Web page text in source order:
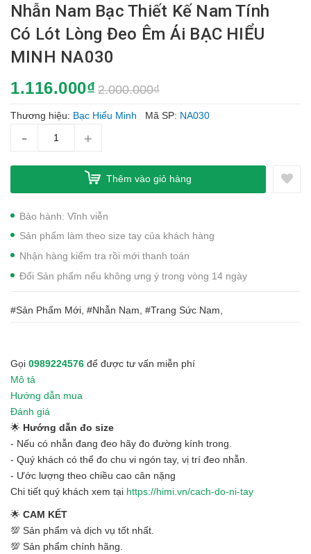
Nhẫn Nam Bạc Thiết Kế Nam Tính
Có Lót Lòng Đeo Êm Ái BẠC HIỂU
MINH NA030
1.116.000₫ 2.000.000₫
Thương hiệu: Bạc Hiểu Minh Mã SP: NA030
- +
Thêm vào giỏ hàng
Bảo hành: Vĩnh viễn
Sản phẩm làm theo size tay của khách hàng
Nhận hàng kiểm tra rồi mới thanh toán
Đổi Sản phẩm nếu không ưng ý trong vòng 14 ngày
#Sản Phẩm Mới, #Nhẫn Nam, #Trang Sức Nam,
Gọi 0989224576 để được tư vấn miễn phí
Mô tả
Hướng dẫn mua
Đánh giá
🌟 Hướng dẫn đo size
- Nếu có nhẫn đang đeo hãy đo đường kính trong.
- Quý khách có thể đo chu vi ngón tay, vị trí đeo nhẫn.
- Ước lượng theo chiều cao cân nặng
Chi tiết quý khách xem tại https://himi.vn/cach-do-ni-tay
🌟 CAM KẾT
💯 Sản phẩm và dịch vụ tốt nhất.
💯 Sản phẩm chính hãng.